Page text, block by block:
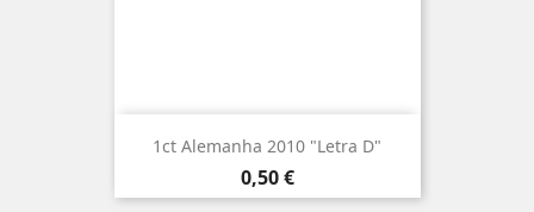
1ct Alemanha 2010 "Letra D"
Preço
0,50 €